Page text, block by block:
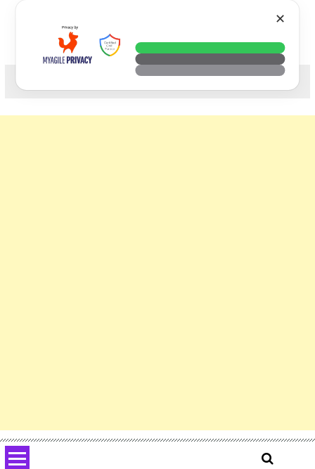
科技. 生活. 攝影.
✕